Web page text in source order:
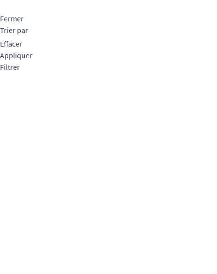
Fermer
Trier par
Effacer
Appliquer
Filtrer